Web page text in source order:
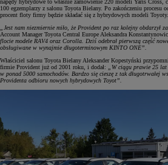
napędy hybrydowe to właśnie zamówienie 220 modeli Yaris Cross,
100 egzemplarzy z salonu Toyota Bielany. Po zakończeniu procesu
procent floty firmy będzie składać się z hybrydowych modeli Toyoty.
„Jest nam niezmiernie miło, że Provident po raz kolejny obdarzył
Account Manager Toyota Central Europe Aleksandra
flocie modele RAV4 oraz Corolla. Dziś odebrał pierwszą część
obsługiwane w wynajmie długoterminowym KINTO ONE”.
Właściciel salonu Toyota Bielany Aleksander Kopestyński
firmie Provident już od 2001 roku, i dodał:
„W ciągu prawie 25
w ponad 5000 samochodów. Bardzo się cieszę z tak długotrwałej
Providenta odbioru nowych hybrydowych Toyot”.